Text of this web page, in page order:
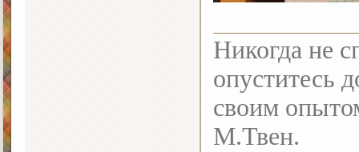
Никогда не
опуститесь
своим
М.Твен.